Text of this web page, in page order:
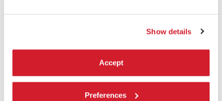
Show details
Accept
Preferences